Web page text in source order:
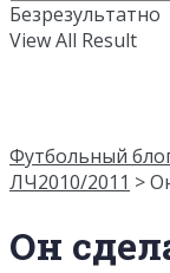
Безрезультатно
View All Result
Футбольный
ЛЧ2010/2011 >
Он